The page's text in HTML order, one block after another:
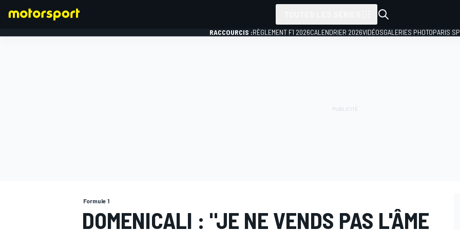
RACCOURCIS :RÈGLEMENT F1 2026CALENDRIER 2026VIDÉOSGALERIES PHOTOPARIS
Formule 1
DOMENICALI : "JE NE VENDS PAS L'ÂME